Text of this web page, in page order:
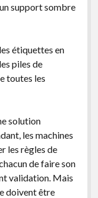
support sombre
étiquettes en
piles de
toutes les
solution
les machines
les règles de
de faire son
validation. Mais
doivent être